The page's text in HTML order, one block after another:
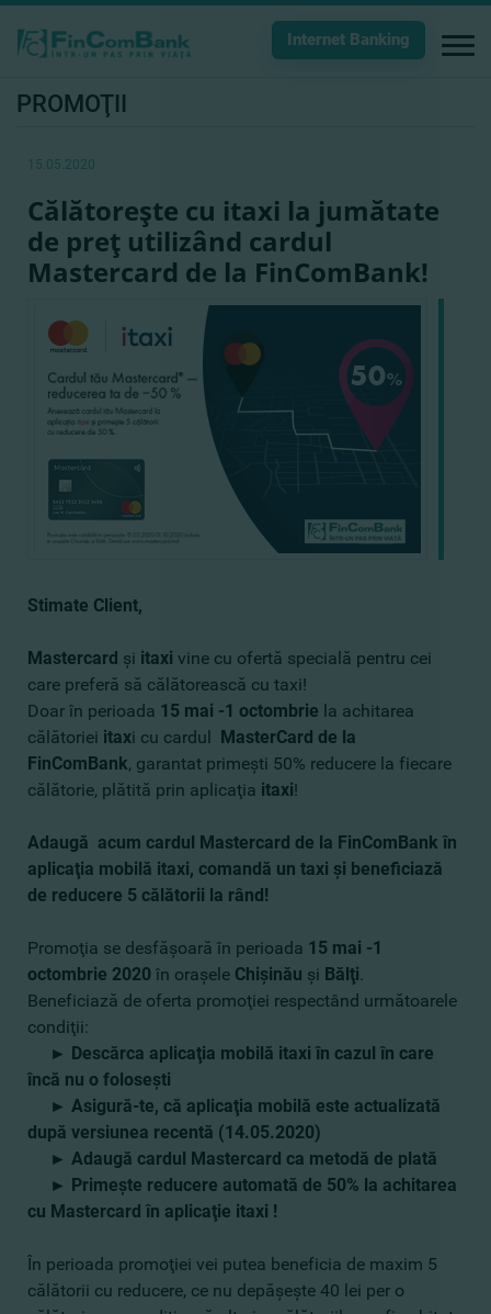
Internet Banking
PROMOŢII
15.05.2020
Călătoreşte cu itaxi la jumătate
de preţ utilizând cardul
Mastercard de la FinComBank!
Stimate Client,
Mastercard şi itaxi vine cu ofertă specială pentru cei
care preferă să călătorească cu taxi!
Doar în perioada 15 mai -1 octombrie la achitarea
călătoriei itaxi cu cardul MasterCard de la
FinComBank, garantat primeşti 50% reducere la fiecare
călătorie, plătită prin aplicaţia itaxi!
Adaugă acum cardul Mastercard de la FinComBank în
aplicaţia mobilă itaxi, comandă un taxi şi beneficiază
de reducere 5 călătorii la rând!
Promoţia se desfăşoară în perioada 15 mai -1
octombrie 2020 în oraşele Chişinău şi Bălţi.
Beneficiază de oferta promoţiei respectând următoarele
condiţii:
► Descărca aplicaţia mobilă itaxi în cazul în care
încă nu o foloseşti
► Asigură-te, că aplicaţia mobilă este actualizată
după versiunea recentă (14.05.2020)
► Adaugă cardul Mastercard ca metodă de plată
► Primeşte reducere automată de 50% la achitarea
cu Mastercard în aplicaţie itaxi !
În perioada promoţiei vei putea beneficia de maxim 5
călătorii cu reducere, ce nu depăşeşte 40 lei per o